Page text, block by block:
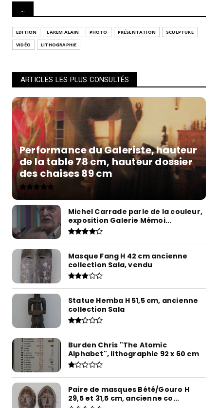
...
EDITION LAREM ALAIN PHOTO PRÉSENTATION
SCULPTURE
VIDÉO
LITHOGRAPHIE
ARTICLES LES PLUS CONSULTÉS
Performance du Galeriste, hauteur
de la table 78 cm, hauteur dossier
des chaises 89 cm
Michel Carrade parle de la couleur,
exposition Galerie Mémoi...
Masque Fang H 42 cm ancienne
collection Sala, vendu
Statue Hemba H 51,5 cm, ancienne
collection Sala
Burden Chris "The Atomic
Alphabet", lithographie 92 x 60 cm
Paire de masques Bété/Gouro H
29,5 et 31,5 cm, ancienne co...